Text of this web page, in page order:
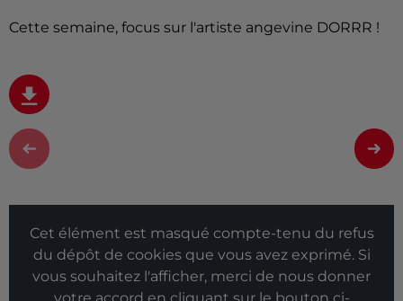
Cette semaine, focus sur l'artiste angevine DORRR !
Cet élément est masqué compte-tenu du refus
du dépôt de cookies que vous avez exprimé. Si
vous souhaitez l'afficher, merci de nous donner